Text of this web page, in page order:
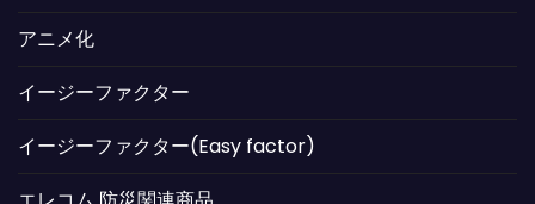
アニメ化
イージーファクター
イージーファクター(Easy factor)